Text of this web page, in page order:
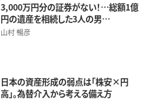
3,000万円分の証券がない！…総額1億
円の遺産を相続した3人の男…
山村 暢彦
日本の資産形成の弱点は「株安×円
高」。為替介入から考える備え方